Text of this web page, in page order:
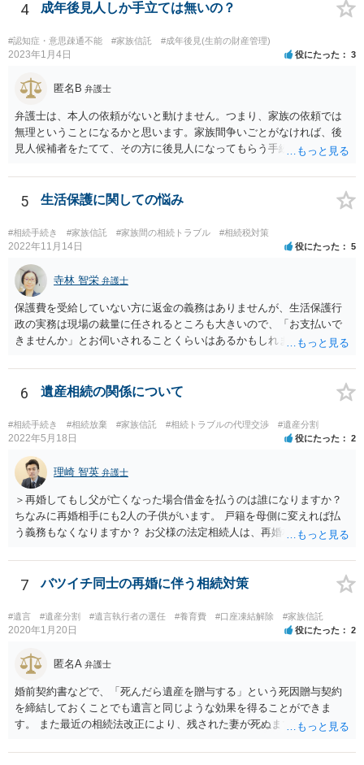
4 成年後見人しか手立ては無いの？
#認知症・意思疎通不能 #家族信託 #成年後見(生前の財産管理)
2023年1月4日 役にたった 3
匿名B 弁護士
弁護士は、本人の依頼がないと動けません。つまり、家族の依頼では
無理ということになるかと思います。家族間争いごとがなければ、後
見人候補者をたてて、その方に後見人になってもらう手続をすすめた
5 生活保護に関しての悩み
#相続手続き #家族信託 #家族間の相続トラブル #相続税対策
2022年11月14日 役にたった 5
寺林 智栄 弁護士
保護費を受給していない方に返金の義務はありませんが、生活保護行
政の実務は現場の裁量に任されるところも大きいので、「お支払いで
きませんか」とお伺いされることくらいはあるかもしれません。 通報
考えてご判断いただくのが良いと思います。
6 遺産相続の関係について
#相続手続き #相続放棄 #家族信託 #相続トラブルの代理交渉 #遺産分割
2022年5月18日 役にたった 2
理崎 智英 弁護士
＞再婚してもし父が亡くなった場合借金を払うのは誰になりますか？
ちなみに再婚相手にも2人の子供がいます。 戸籍を母側に変えれば払
う義務もなくなりますか？ お父様の法定相続人は、再婚相手とご相談
戸籍がどこにあるのかは関係ありません。 ただし、お父様が亡くなっ
たことを知ってから３か月以内に家庭裁判所にて「相続放棄」の手続
7 バツイチ同士の再婚に伴う相続対策
#遺言 #遺産分割 #遺言執行者の選任 #養育費 #口座凍結解除 #家族信託
2020年1月20日 役にたった 2
匿名A 弁護士
婚前契約書などで、「死んだら遺産を贈与する」という死因贈与契約
を締結しておくことでも遺言と同じような効果を得ることができま
す。 また最近の相続法改正により、残された妻が死ぬまで家に住み続
で、その制度を活用する方法も考えられます。 もし契約書の作成まで